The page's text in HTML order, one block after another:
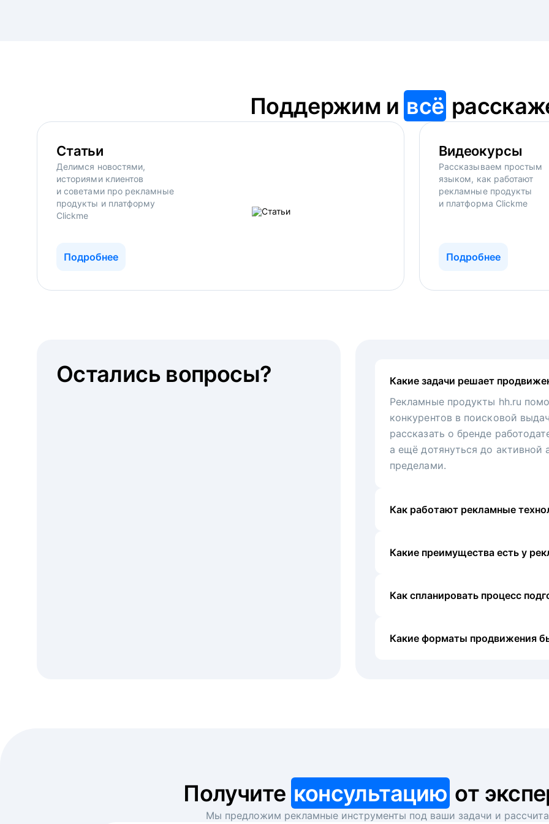
Поддержим и всё
Статьи
Делимся новостями,
историями клиентов
и советами про рекламные
продукты и платформу
Clickme
Подробнее
Видеокурсы
Рассказываем простым
языком, как работают
рекламные продукты
и платформа Clickme
Подробнее
Какие задачи решает
Рекламные продукты hh.ru
конкурентов в поисковой
рассказать о бренде
а ещё дотянуться до активной
пределами.
Как работают рекламные
Какие преимущества есть у
Как спланировать процесс
Какие форматы продвижения
Остались вопросы?
Получите консультацию от
Мы предложим рекламные инструменты под ваши задачи и